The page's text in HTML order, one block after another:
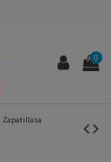
0
Zapatillasa